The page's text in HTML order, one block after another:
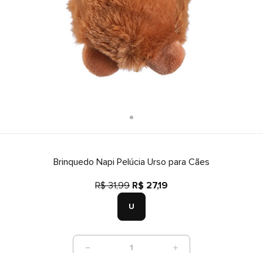
Brinquedo Napi Pelúcia Urso para Cães
R$ 31,99 R$ 27,19
U
1